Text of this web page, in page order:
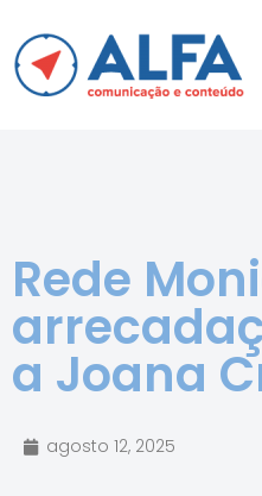
Rede
a Joana
agosto 12, 2025